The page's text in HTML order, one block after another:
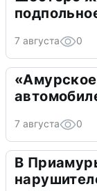
7 августа 0
7 августа 0
В